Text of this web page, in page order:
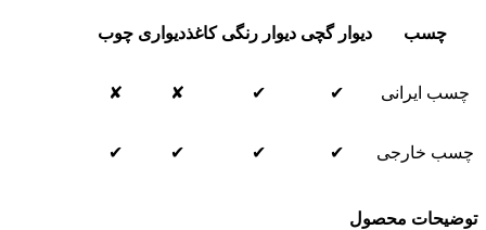
چسب دیوار گچی دیوار رنگی کاغذدیواری چوب
چسب ایرانی ✔
✔
✘
✘
چسب خارجی ✔
✔
✔
✔
توضیحات محصول